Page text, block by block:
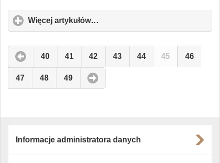
Więcej artykułów…
to
40 41 42 43 44 45 46
47 48 49
Informacje administratora danych